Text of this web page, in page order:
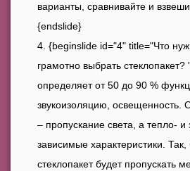
варианты, сравнивайте и
{endslide}
{beginslide id="4" title="Что
грамотно выбрать стеклопакет?
определяет от 50 до 90 %
звукоизоляцию, освещенность.
– пропускание света, а тепло- и
зависимые характеристики.
стеклопакет будет пропускать